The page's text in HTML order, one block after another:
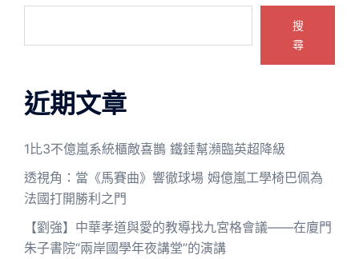
搜
尋
近期文章
1比3不億嵐系統櫃敵喜鵲 鐵錘幫瀕臨英超降級
透視角：當《馬賽曲》響徹球場 姆億嵐工學椅巴佩為
法國打開勝利之門
【劉強】中華孝道與愛的教導找九宮格會議——在廈門
朱子書院“兩岸國學年夜講堂”的演講